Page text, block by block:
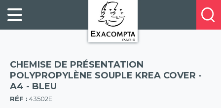
FILING
ORGANISATION
PRESENTATION
BUSINESS
BOOKS
À
PROPOS
NOS
E-
CATALOGUES
POINTS
Profitez
de
réduction
sur
la
CHEMISE DE PRÉSENTATION
POLYPROPYLÈNE SOUPLE KREA COVER -
A4 - BLEU
RÉF : 43502E
(57)
Panneau de gestion des cookies